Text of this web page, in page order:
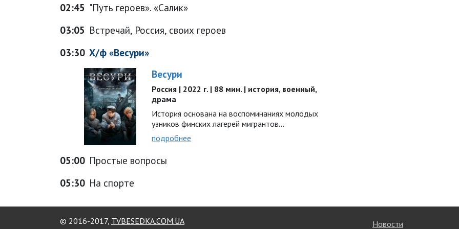
02:45 "Путь героев». «Салик»
03:05 Встречай, Россия, своих героев
03:30 Х/ф «Весури»
Весури
Россия | 2022 г. | 88 мин. | история, военный,
драма
История основана на воспоминаниях молодых
узников финских лагерей мигрантов...
подробнее
05:00 Простые вопросы
05:30 На спорте
© 2016-2017, TVBESEDKA.COM.UA Новости